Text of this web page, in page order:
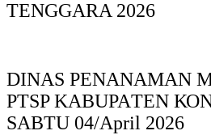
TENGGARA 2026
DINAS PΕΝΑΝΑΜAN
PTSP KABUPAΤΕΝ
SABTU 04/April 2026